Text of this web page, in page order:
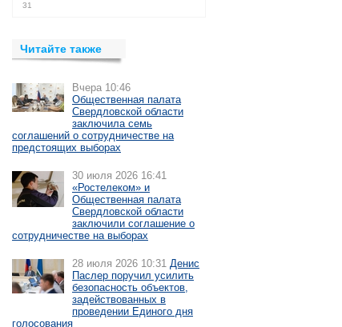
31
Читайте также
Вчера 10:46
Общественная палата
Свердловской области
заключила семь
соглашений о сотрудничестве на
предстоящих выборах
30 июля 2026 16:41
«Ростелеком» и
Общественная палата
Свердловской области
заключили соглашение о
сотрудничестве на выборах
28 июля 2026 10:31 Денис
Паслер поручил усилить
безопасность объектов,
задействованных в
проведении Единого дня
голосования